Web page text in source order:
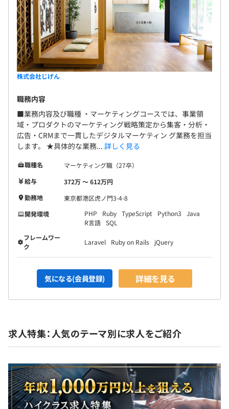
株式会社じげん
職務内容
■業務内容及び職種 ・マーケティングコースでは、事業領
域・プロダクトのマーケティング戦略策定から集客・分析・
広告・CRMまで一貫したデジタルマーケティン グ業務を担当
します。 ★具体的な業務... 詳しく見る
職種名
マーケティング職（27卒）
給与
372万 〜 612万円
勤務地
東京都港区虎ノ門3-4-8
開発環境
PHP Ruby TypeScript Python3
Java
R言語 SQL
フレームワー
ク
Laravel Ruby on Rails jQuery
気になる(会員登録) 詳細を見る
求人特集：人気のテーマ別に求人をご紹介